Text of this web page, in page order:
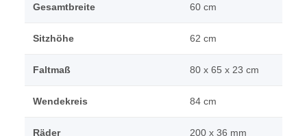
Gesamtbreite 60 cm
Sitzhöhe 62 cm
Faltmaß 80 x 65 x 23 cm
Wendekreis 84 cm
Räder 200 x 36 mm